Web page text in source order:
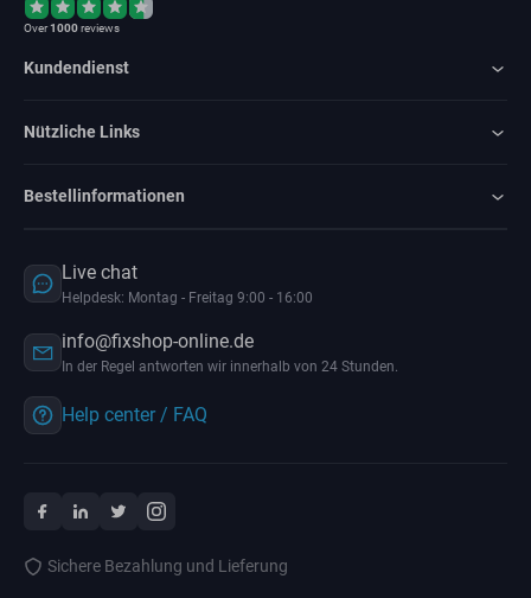
Over1000reviews
Kundendienst
Nützliche Links
Bestellinformationen
Live chat
Helpdesk: Montag - Freitag 9:00 - 16:00
info@fixshop-online.de
In der Regel antworten wir innerhalb von 24 Stunden.
Help center / FAQ
Sichere Bezahlung und Lieferung